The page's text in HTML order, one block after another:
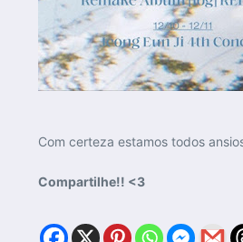
Com certeza estamos todos
Compartilhe!! <3